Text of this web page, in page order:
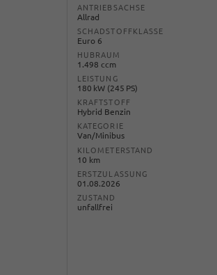
ANTRIEBSACHSE
Allrad
SCHADSTOFFKLASSE
Euro 6
HUBRAUM
1.498 ccm
LEISTUNG
180 kW (245 PS)
KRAFTSTOFF
Hybrid Benzin
KATEGORIE
Van/Minibus
KILOMETERSTAND
10 km
ERSTZULASSUNG
01.08.2026
ZUSTAND
unfallfrei